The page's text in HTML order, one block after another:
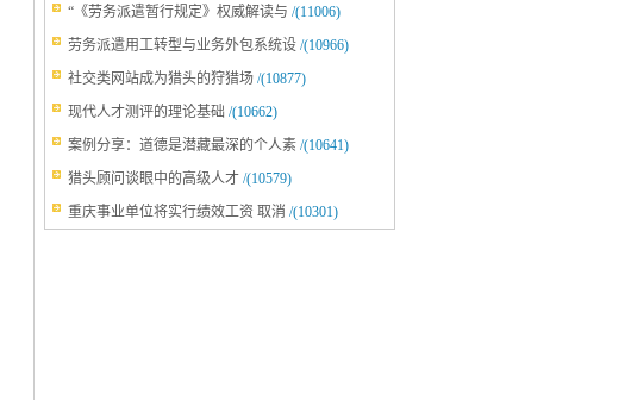
“《劳务派遣暂行规定》权威解读与 /(11006)
劳务派遣用工转型与业务外包系统设 /(10966)
社交类网站成为猎头的狩猎场 /(10877)
现代人才测评的理论基础 /(10662)
案例分享：道德是潜藏最深的个人素 /(10641)
猎头顾问谈眼中的高级人才 /(10579)
重庆事业单位将实行绩效工资 取消 /(10301)